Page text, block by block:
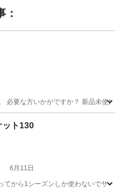
：
必要な方いかがですか？ 新品未使用
ト130
6月11日
てから1シーズンしか使わないでサ